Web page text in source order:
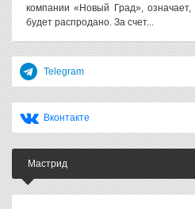
компании «Новый Град»,
будет распродано. За счет...
Telegram
Вконтакте
Мастрид